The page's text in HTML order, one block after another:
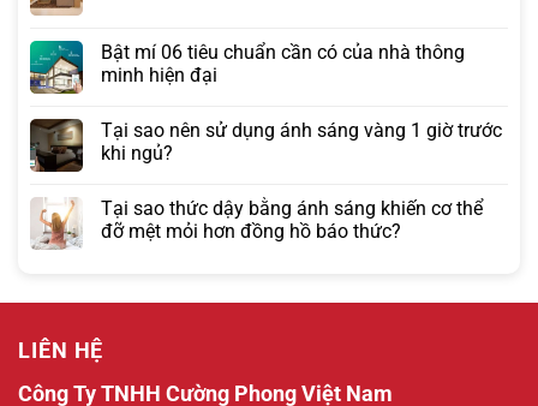
Bật mí 06 tiêu chuẩn cần có của nhà thông
minh hiện đại
Tại sao nên sử dụng ánh sáng vàng 1 giờ trước
khi ngủ?
Tại sao thức dậy bằng ánh sáng khiến cơ thể
đỡ mệt mỏi hơn đồng hồ báo thức?
LIÊN HỆ
Công Ty TNHH Cường Phong Việt Nam